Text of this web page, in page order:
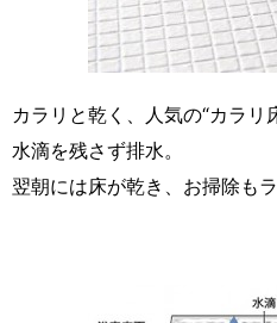
カラリと乾く、人気の“カラリ
水滴を残さず排水。
翌朝には床が乾き、お掃除もラ